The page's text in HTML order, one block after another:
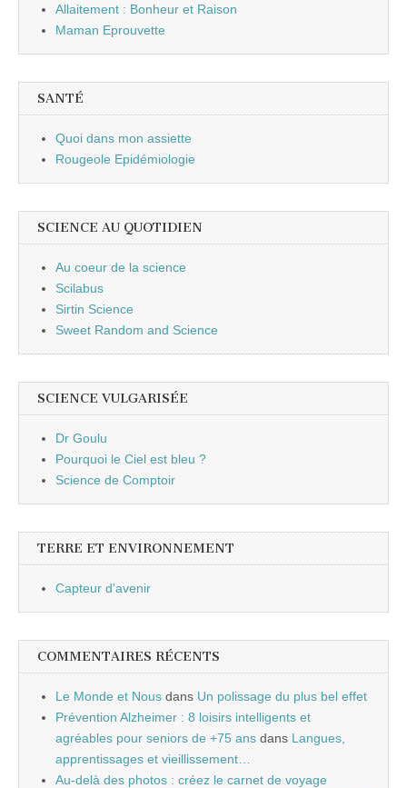
Allaitement : Bonheur et Raison
Maman Eprouvette
SANTÉ
Quoi dans mon assiette
Rougeole Epidémiologie
SCIENCE AU QUOTIDIEN
Au coeur de la science
Scilabus
Sirtin Science
Sweet Random and Science
SCIENCE VULGARISÉE
Dr Goulu
Pourquoi le Ciel est bleu ?
Science de Comptoir
TERRE ET ENVIRONNEMENT
Capteur d'avenir
COMMENTAIRES RÉCENTS
Le Monde et Nous dans Un polissage du plus bel effet
Prévention Alzheimer : 8 loisirs intelligents et
agréables pour seniors de +75 ans dans Langues,
apprentissages et vieillissement…
Au-delà des photos : créez le carnet de voyage